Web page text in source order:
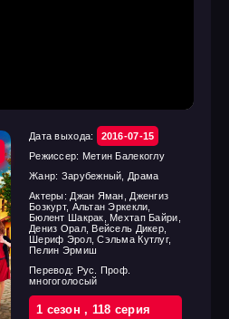
Дата выхода:
2016-07-15
Режиссер: Метин Балекоглу
Жанр: Зарубежный, Драма
Актеры: Джан Яман, Дженгиз
Бозкурт, Альтан Эркекли,
Бюлент Шакрак, Мехтап Байри,
Дениз Орал, Вейсель Дикер,
Шериф Эрол, Сэльма Кутлуг,
Пелин Эрмиш
Перевод: Рус. Проф.
многоголосый
1 cезон, 118 cерия